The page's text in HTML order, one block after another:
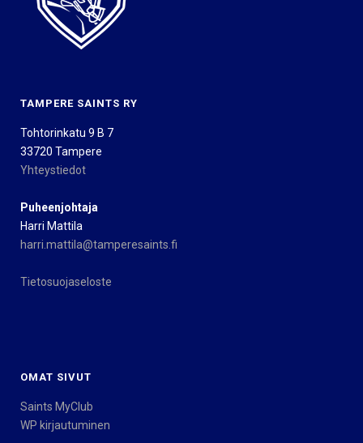
TAMPERE SAINTS RY
Tohtorinkatu 9 B 7
33720 Tampere
Yhteystiedot
Puheenjohtaja
Harri Mattila
harri.mattila@tamperesaints.fi
Tietosuojaseloste
OMAT SIVUT
Saints MyClub
WP kirjautuminen